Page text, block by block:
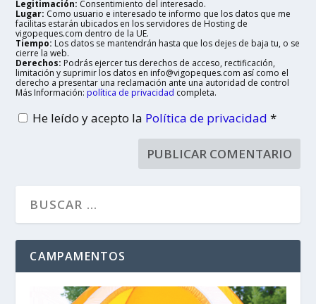
Legitimación: Consentimiento del interesado.
Lugar: Como usuario e interesado te informo que los datos que me
facilitas estarán ubicados en los servidores de Hosting de
vigopeques.com dentro de la UE.
Tiempo: Los datos se mantendrán hasta que los dejes de baja tu, o se
cierre la web.
Derechos: Podrás ejercer tus derechos de acceso, rectificación,
limitación y suprimir los datos en info@vigopeques.com así como el
derecho a presentar una reclamación ante una autoridad de control
Más Información: política de privacidad completa.
He leído y acepto la Política de privacidad*
CAMPAMENTOS